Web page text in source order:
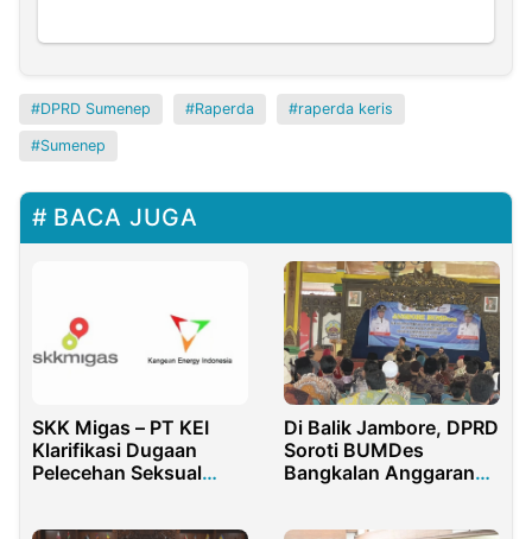
DPRD Sumenep Raperda raperda keris
Sumenep
BACA JUGA
SKK Migas – PT KEI
Klarifikasi Dugaan
Pelecehan Seksual
Di Balik Jambore, DPRD
Soroti BUMDes
Bangkalan Anggaran